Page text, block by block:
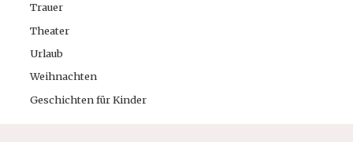
Trauer
Theater
Urlaub
Weihnachten
Geschichten für Kinder